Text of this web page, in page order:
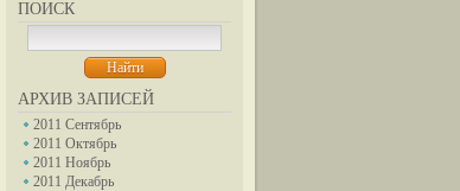
ПОИСК
АРХИВ ЗАПИСЕЙ
2011 Сентябрь
2011 Октябрь
2011 Ноябрь
2011 Декабрь